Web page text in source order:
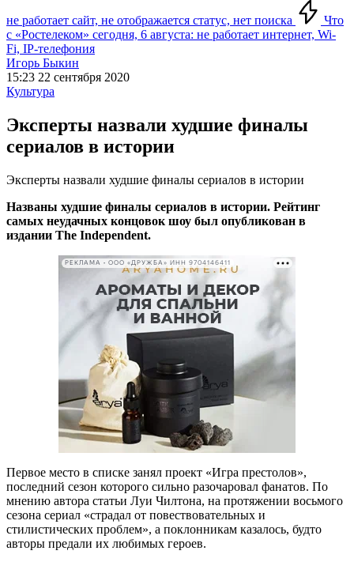
не работает сайт, не отображается статус, нет поиска
Что
с «Ростелеком» сегодня, 6 августа: не работает интернет, Wi-
Fi, IP-телефония
Игорь Быкин
15:23 22 сентября 2020
Культура
Эксперты назвали худшие финалы
сериалов в истории
Эксперты назвали худшие финалы сериалов в истории
Названы худшие финалы сериалов в истории. Рейтинг
самых неудачных концовок шоу был опубликован в
издании The Independent.
РЕКЛАМА • ООО «ДРУЖБА» ИНН 9704146411
Первое место в списке занял проект «Игра престолов»,
последний сезон которого сильно разочаровал фанатов. По
мнению автора статьи Луи Чилтона, на протяжении восьмого
сезона сериал «страдал от повествовательных и
стилистических проблем», а поклонникам казалось, будто
авторы предали их любимых героев.